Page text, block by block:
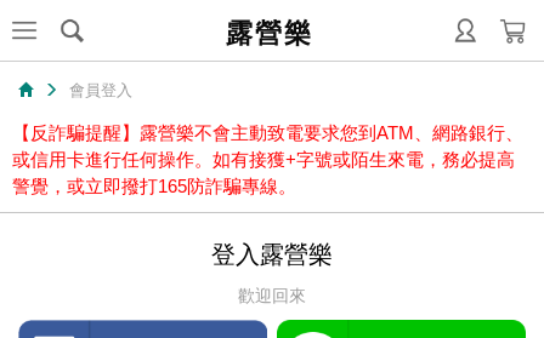
露營樂
會員登入
【反詐騙提醒】露營樂不會主動致電要求您到ATM、網路銀行、
或信用卡進行任何操作。如有接獲+字號或陌生來電，務必提高
警覺，或立即撥打165防詐騙專線。
登入露營樂
歡迎回來